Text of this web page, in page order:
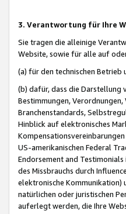
3. Verantwortung für Ihre
Sie tragen die alleinige
Website, sowie für alle auf
(a) für den technischen
(b) dafür, dass die Darstellung
Bestimmungen,
Branchenstandards,
Hinblick auf elektronisches
US-amerikanischen Federal
Endorsement and
des Missbrauchs durch
elektronische Kommunikation)
natürlichen oder juristischen
auferlegt werden, die Ihre